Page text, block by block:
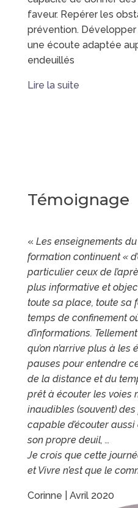
faveur. Repérer les
prévention.
une écoute adaptée
endeuillés
Lire la suite
Témoignage
« Les enseignements
formation continuent «
particulier ceux de
plus informative et
toute sa place, toute sa
temps de confinement
d’informations.
qu’on n’arrive plus à
pauses pour entendre
de la distance et du
prêt à écouter les voies
inaudibles (souvent)
capable d’écouter
son propre deuil, …
Je crois que cette
et Vivre n’est que le
Corinne | Avril 2020